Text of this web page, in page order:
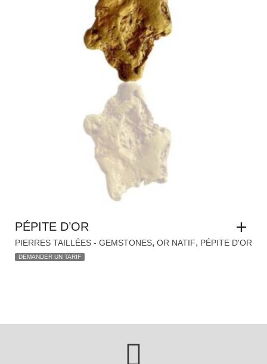
PÉPITE D’OR
PIERRES TAILLÉES - GEMSTONES PÉPITE D'OR
DEMANDER UN TARIF